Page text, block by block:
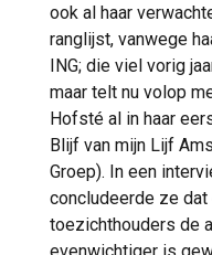
Van Dongen
Management
het rvc-werk aan
ons toezicht
nieuwe context
klassieke
moet meer
liggen.’ In
ook al haar
ranglijst, vanwege
ING; die viel vorig
maar telt nu volop
Hofsté al in haar
Blijf van mijn Lijf
Groep). In een
concludeerde ze
toezichthouders de